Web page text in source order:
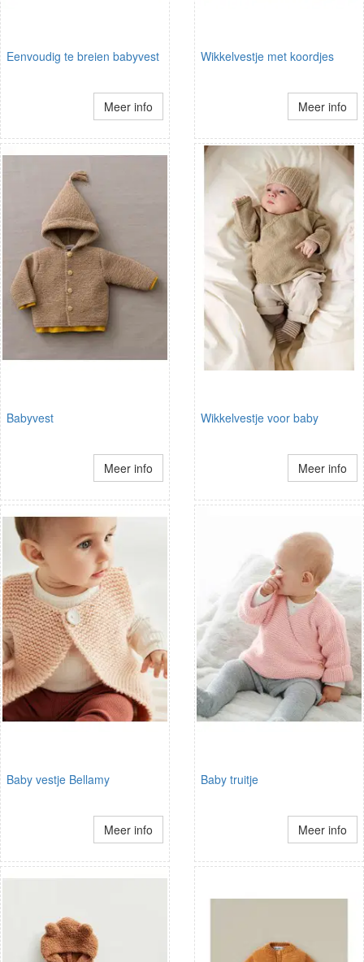
Eenvoudig te breien babyvest
Meer info
Wikkelvestje met koordjes
Meer info
Babyvest
Meer info
Wikkelvestje voor baby
Meer info
Baby vestje Bellamy
Meer info
Baby truitje
Meer info